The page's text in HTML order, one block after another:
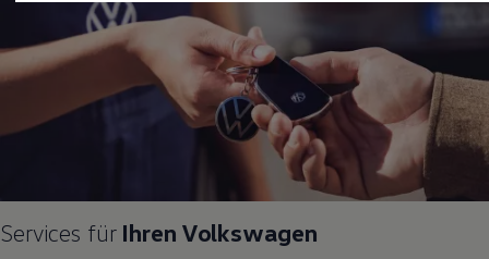
#wedriveproud
Besitzer und Service
myVolkswagen
Software Updates
Service und Ersatzteile
Inspektion und HU/AU
Reparaturen und Checks
Motorenöl und Flüssigkeiten
Pannen- und Unfallhilfe
Economy Service
Volkswagen Teile
Zubehör
Services für Ihren Volkswagen